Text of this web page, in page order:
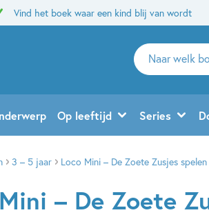
Vind het boek waar een kind blij van wordt
Zoeken
naar
en
uitgevers
Op leeftijd Series
3 – 5 jaar Loco Mini – De Zoete Zusjes
– De Zoete